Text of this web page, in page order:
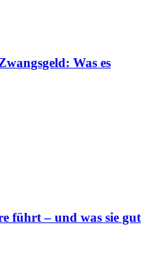
Was es
führt – und was sie gut